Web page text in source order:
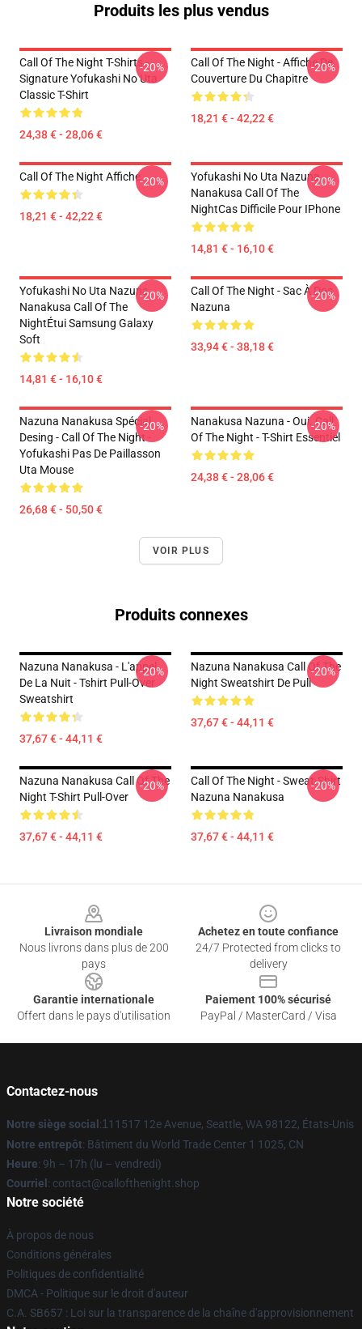
Produits les plus vendus
Call Of The Night T-Shirts -
Signature Yofukashi No Uta
Classic T-Shirt
24,38 € - 28,06 €
-20%
Call Of The Night - Affiche De
Couverture Du Chapitre
18,21 € - 42,22 €
-20%
Call Of The Night Affiche
18,21 € - 42,22 €
-20%
Yofukashi No Uta Nazuna
Nanakusa Call Of The
NightCas Difficile Pour IPhone
14,81 € - 16,10 €
-20%
Yofukashi No Uta Nazuna
Nanakusa Call Of The
NightÉtui Samsung Galaxy
Soft
14,81 € - 16,10 €
-20%
Call Of The Night - Sac À Dos
Nazuna
33,94 € - 38,18 €
-20%
Nazuna Nanakusa Spécial
Desing - Call Of The Night -
Yofukashi Pas De Paillasson
Uta Mouse
26,68 € - 50,50 €
-20%
Nanakusa Nazuna - Oui. Call
Of The Night - T-Shirt Essentiel
24,38 € - 28,06 €
-20%
VOIR PLUS
Produits connexes
Nazuna Nanakusa - L'appel
De La Nuit - Tshirt Pull-Over
Sweatshirt
37,67 € - 44,11 €
-20%
Nazuna Nanakusa Call Of The
Night Sweatshirt De Pull
37,67 € - 44,11 €
-20%
Nazuna Nanakusa Call Of The
Night T-Shirt Pull-Over
37,67 € - 44,11 €
-20%
Call Of The Night - Sweat-Shirt
Nazuna Nanakusa
37,67 € - 44,11 €
-20%
Livraison mondiale
Nous livrons dans plus de 200
pays
Achetez en toute confiance
24/7 Protected from clicks to
delivery
Garantie internationale
Offert dans le pays d'utilisation
Paiement 100% sécurisé
PayPal / MasterCard / Visa
Contactez-nous
Notre siège social :1 11517 12e Avenue, Seattle, WA 98122, États-Unis
Notre entrepôt: Bâtiment du World Trade Center 1 1025, CN
Heure: 9h – 17h (lu – vendredi)
Courriel : contact@callofthenight.shop
Notre société
À propos de nous
Conditions générales
Politiques de confidentialité
DMCA - Politique sur le droit d'auteur
C.A. SB657 : Loi sur la transparence de la chaîne d'approvisionnement